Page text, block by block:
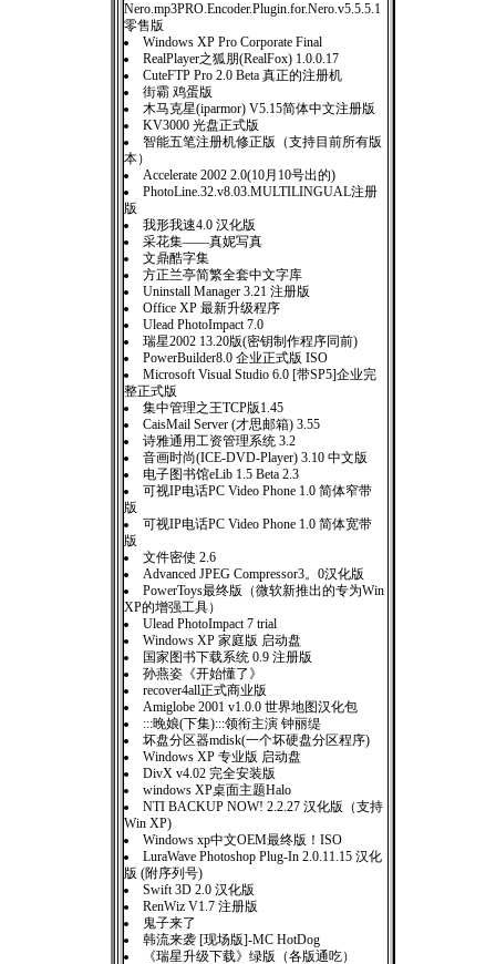
Nero.mp3PRO.Encoder.Plugin.for.Nero.v5.5.5.1
零售版
Windows XP Pro Corporate Final
RealPlayer之狐朋(RealFox) 1.0.0.17
CuteFTP Pro 2.0 Beta 真正的注册机
街霸 鸡蛋版
木马克星(iparmor) V5.15简体中文注册版
KV3000 光盘正式版
智能五笔注册机修正版（支持目前所有版
本）
Accelerate 2002 2.0(10月10号出的)
PhotoLine.32.v8.03.MULTILINGUAL注册
版
我形我速4.0 汉化版
采花集——真妮写真
文鼎酷字集
方正兰亭简繁全套中文字库
Uninstall Manager 3.21 注册版
Office XP 最新升级程序
Ulead PhotoImpact 7.0
瑞星2002 13.20版(密钥制作程序同前)
PowerBuilder8.0 企业正式版 ISO
Microsoft Visual Studio 6.0 [带SP5]企业完
整正式版
集中管理之王TCP版1.45
CaisMail Server (才思邮箱) 3.55
诗雅通用工资管理系统 3.2
音画时尚(ICE-DVD-Player) 3.10 中文版
电子图书馆eLib 1.5 Beta 2.3
可视IP电话PC Video Phone 1.0 简体窄带
版
可视IP电话PC Video Phone 1.0 简体宽带
版
文件密使 2.6
Advanced JPEG Compressor3。0汉化版
PowerToys最终版（微软新推出的专为Win
XP的增强工具）
Ulead PhotoImpact 7 trial
Windows XP 家庭版 启动盘
国家图书下载系统 0.9 注册版
孙燕姿《开始懂了》
recover4all正式商业版
Amiglobe 2001 v1.0.0 世界地图汉化包
:::晚娘(下集):::领衔主演 钟丽缇
坏盘分区器mdisk(一个坏硬盘分区程序)
Windows XP 专业版 启动盘
DivX v4.02 完全安装版
windows XP桌面主题Halo
NTI BACKUP NOW! 2.2.27 汉化版（支持
Win XP)
Windows xp中文OEM最终版！ISO
LuraWave Photoshop Plug-In 2.0.11.15 汉化
版 (附序列号)
Swift 3D 2.0 汉化版
RenWiz V1.7 注册版
鬼子来了
韩流来袭 [现场版]-MC HotDog
《瑞星升级下载》绿版（各版通吃）